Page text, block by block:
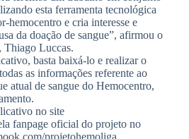
esta ferramenta tecnológica
hemocentro e cria interesse e
da doação de sangue”, afirmou o
Thiago Luccas.
basta baixá-lo e realizar o
as informações referente ao
atual de sangue do Hemocentro,
no site
fanpage oficial do projeto no
projetohemoliga.